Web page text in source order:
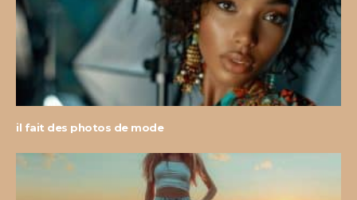
il fait des photos de mode